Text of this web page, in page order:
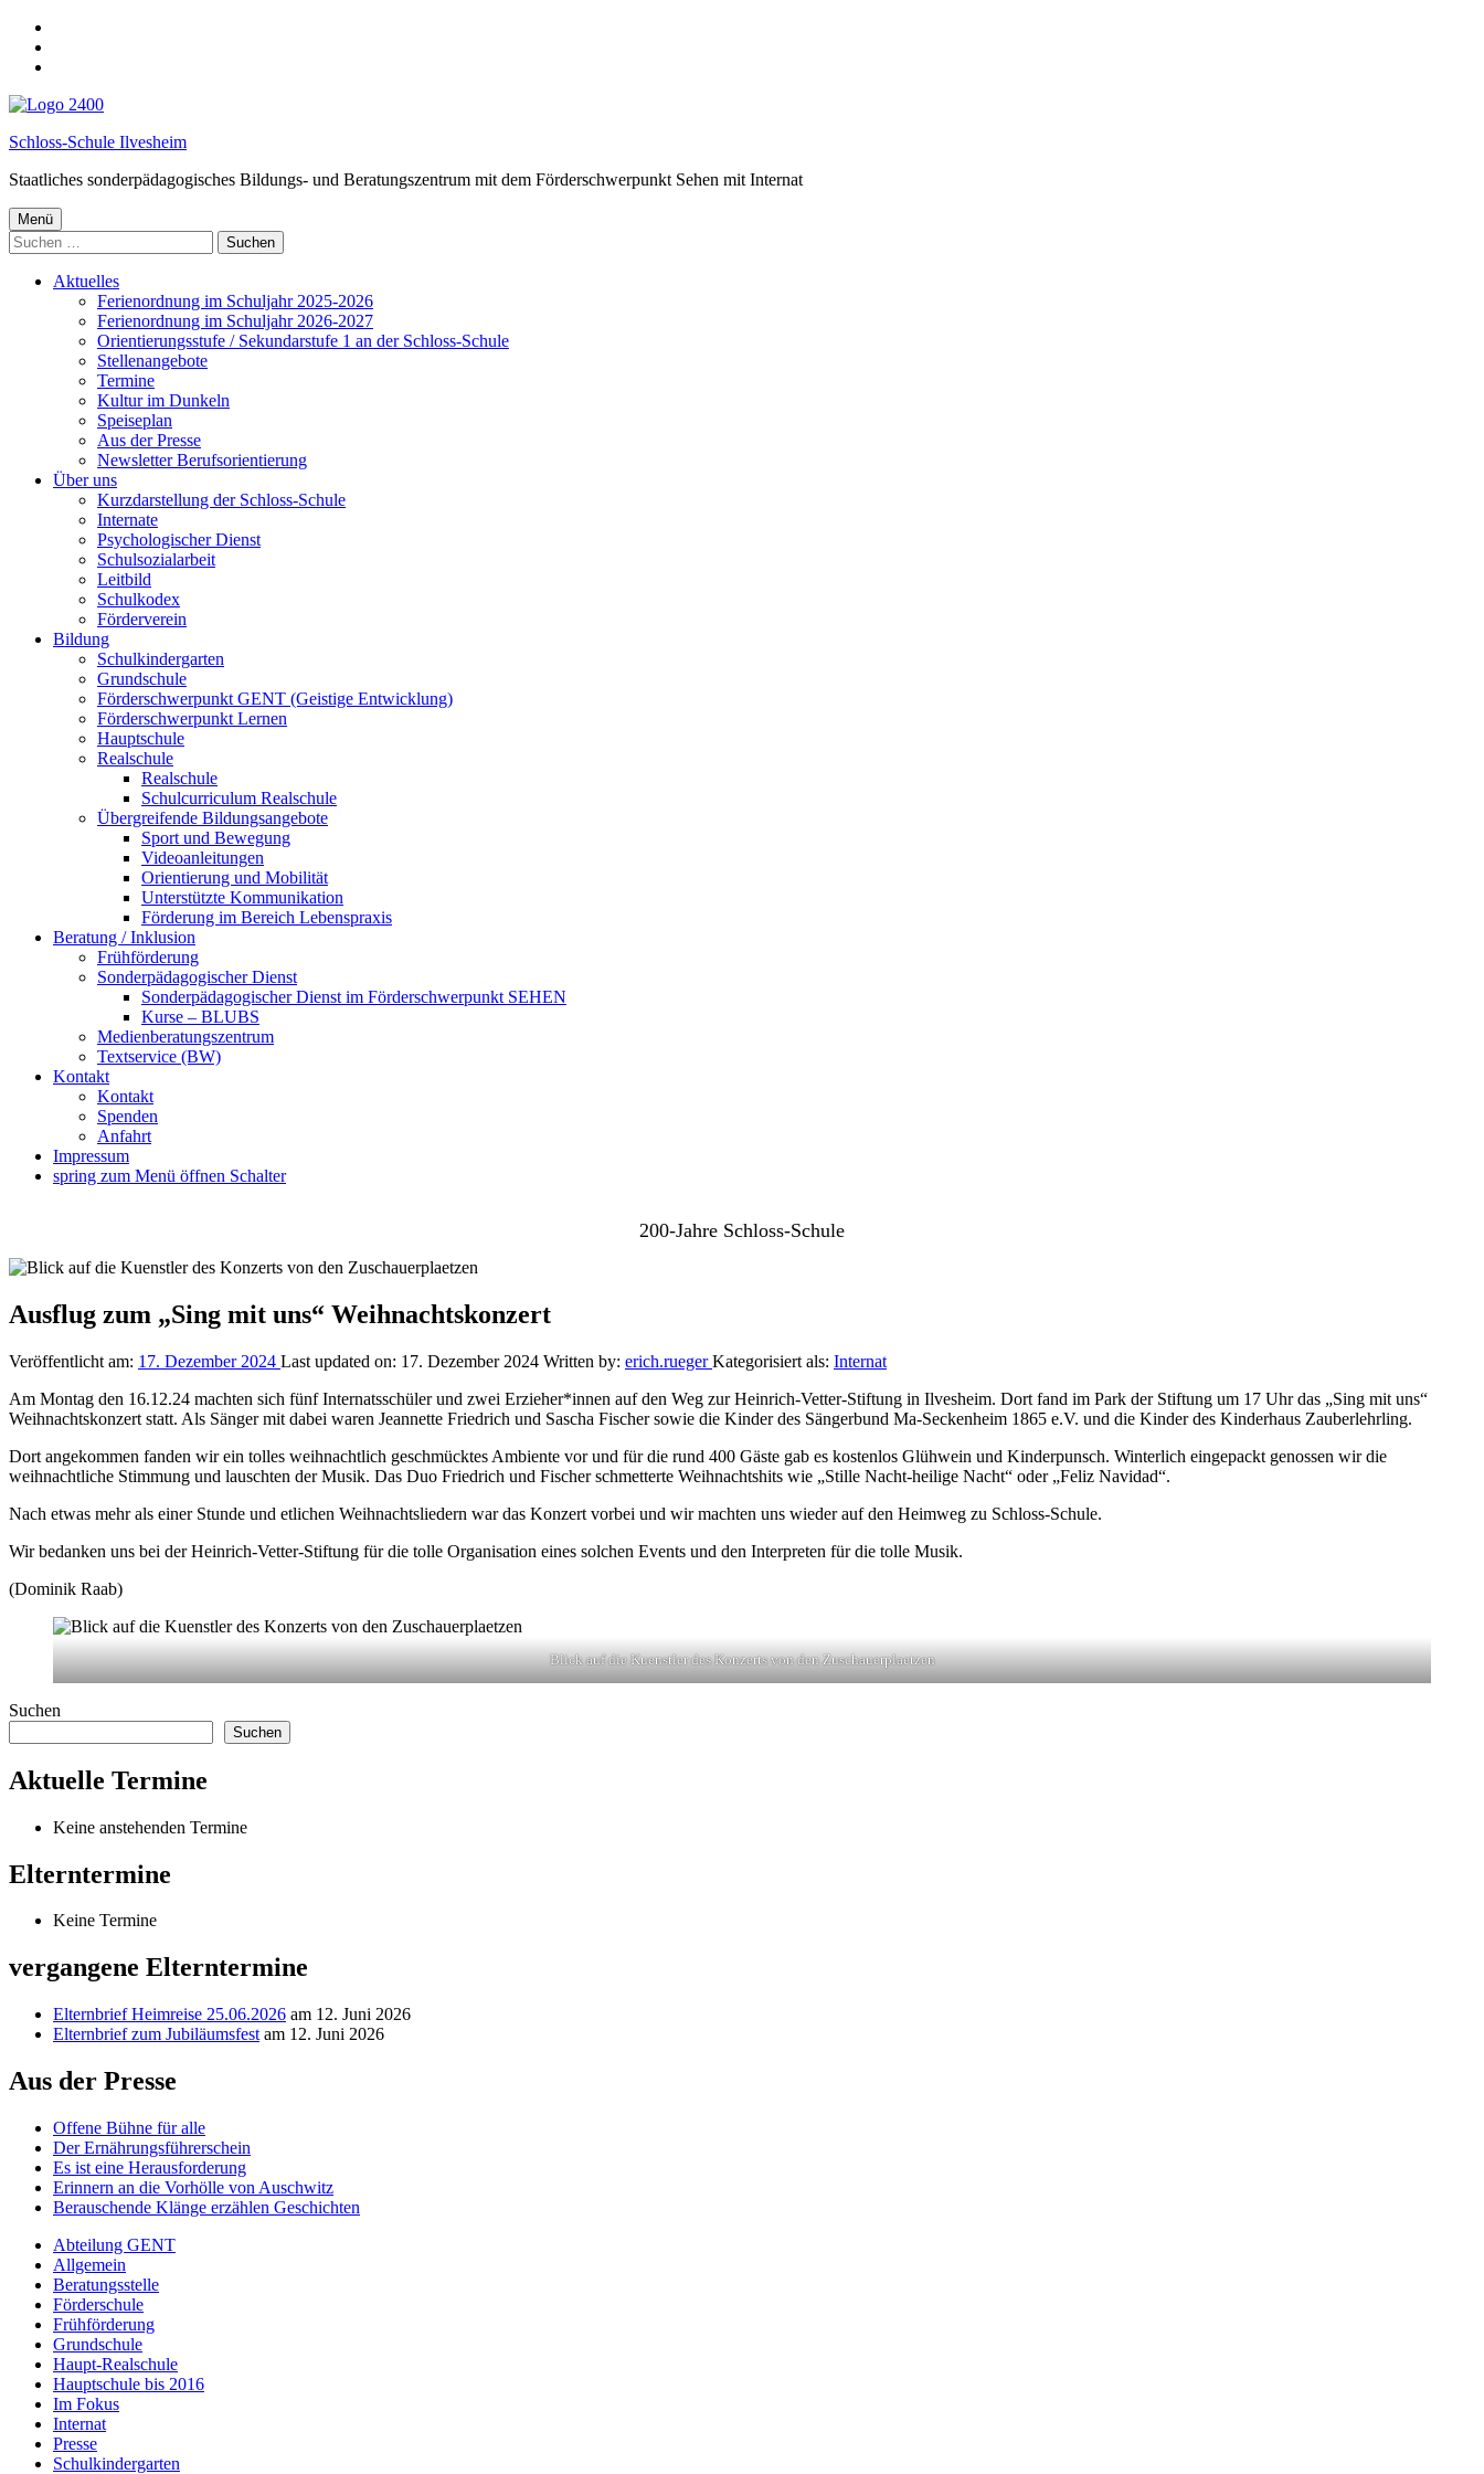
Fußzeile
Schloss-Schule Ilvesheim
Staatliches sonderpädagogisches Bildungs- und Beratungszentrum mit dem Förderschwerpunkt Sehen mit Internat
Menü
Suchen
nach:
Aktuelles
Ferienordnung im Schuljahr 2025-2026
Ferienordnung im Schuljahr 2026-2027
Orientierungsstufe / Sekundarstufe 1 an der Schloss-Schule
Stellenangebote
Termine
Kultur im Dunkeln
Speiseplan
Aus der Presse
Newsletter Berufsorientierung
Über uns
Kurzdarstellung der Schloss-Schule
Internate
Psychologischer Dienst
Schulsozialarbeit
Leitbild
Schulkodex
Förderverein
Bildung
Schulkindergarten
Grundschule
Förderschwerpunkt GENT (Geistige Entwicklung)
Förderschwerpunkt Lernen
Hauptschule
Realschule
Realschule
Schulcurriculum Realschule
Übergreifende Bildungsangebote
Sport und Bewegung
Videoanleitungen
Orientierung und Mobilität
Unterstützte Kommunikation
Förderung im Bereich Lebenspraxis
Beratung / Inklusion
Frühförderung
Sonderpädagogischer Dienst
Sonderpädagogischer Dienst im Förderschwerpunkt SEHEN
Kurse – BLUBS
Medienberatungszentrum
Textservice (BW)
Kontakt
Kontakt
Spenden
Anfahrt
Impressum
spring zum Menü öffnen Schalter
200-Jahre Schloss-Schule
Ausflug zum „Sing mit uns“ Weihnachtskonzert
Veröffentlicht am: 17. Dezember 2024 Last updated on: 17. Dezember 2024 Written by: erich.ruegerKategorisiert als: Internat
Am Montag den 16.12.24 machten sich fünf Internatsschüler und zwei Erzieher*innen auf den Weg zur Heinrich-Vetter-Stiftung in Ilvesheim. Dort fand im Park der Stiftung um 17 Uhr das „Sing mit uns“
Weihnachtskonzert statt. Als Sänger mit dabei waren Jeannette Friedrich und Sascha Fischer sowie die Kinder des Sängerbund Ma-Seckenheim 1865 e.V. und die Kinder des Kinderhaus Zauberlehrling.
Dort angekommen fanden wir ein tolles weihnachtlich geschmücktes Ambiente vor und für die rund 400 Gäste gab es kostenlos Glühwein und Kinderpunsch. Winterlich eingepackt genossen wir die
weihnachtliche Stimmung und lauschten der Musik. Das Duo Friedrich und Fischer schmetterte Weihnachtshits wie „Stille Nacht-heilige Nacht“ oder „Feliz Navidad“.
Nach etwas mehr als einer Stunde und etlichen Weihnachtsliedern war das Konzert vorbei und wir machten uns wieder auf den Heimweg zu Schloss-Schule.
Wir bedanken uns bei der Heinrich-Vetter-Stiftung für die tolle Organisation eines solchen Events und den Interpreten für die tolle Musik.
(Dominik Raab)
Blick auf die Kuenstler des Konzerts von den Zuschauerplaetzen
zur
zurückspringen
Suchen
Suchen
Aktuelle Termine
Keine anstehenden Termine
Elterntermine
Keine Termine
vergangene Elterntermine
Elternbrief Heimreise 25.06.2026 am 12. Juni 2026
Elternbrief zum Jubiläumsfest am 12. Juni 2026
Aus der Presse
Offene Bühne für alle
Der Ernährungsführerschein
Es ist eine Herausforderung
Erinnern an die Vorhölle von Auschwitz
Berauschende Klänge erzählen Geschichten
Abteilung GENT
Allgemein
Beratungsstelle
Förderschule
Frühförderung
Grundschule
Haupt-Realschule
Hauptschule bis 2016
Im Fokus
Internat
Presse
Schulkindergarten